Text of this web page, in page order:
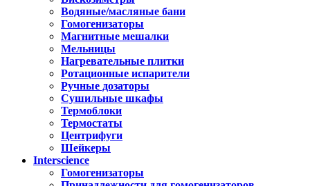
Водяные/масляные бани
Гомогенизаторы
Магнитные мешалки
Мельницы
Нагревательные плитки
Ротационные испарители
Ручные дозаторы
Сушильные шкафы
Термоблоки
Термостаты
Центрифуги
Шейкеры
Interscience
Гомогенизаторы